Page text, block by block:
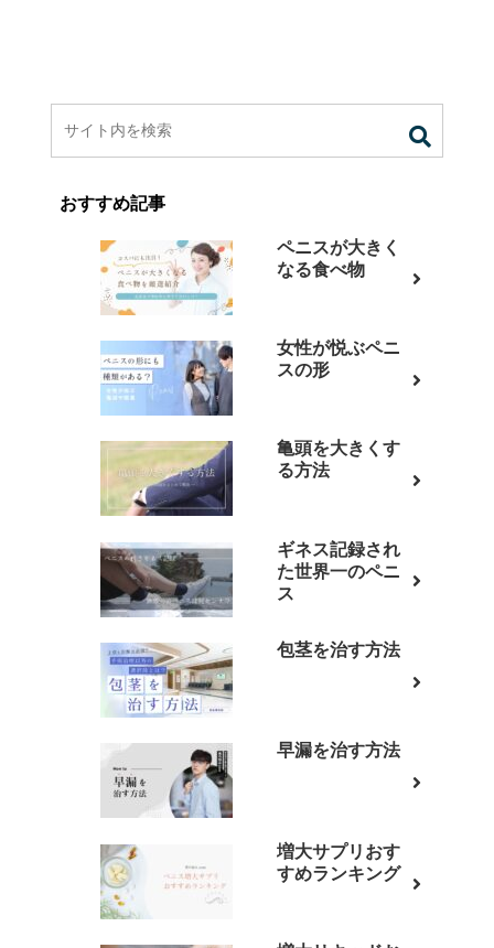
おすすめ記事
ペニスが大きく
なる食べ物
女性が悦ぶペニ
スの形
亀頭を大きくす
る方法
ギネス記録され
た世界一のペニ
ス
包茎を治す方法
早漏を治す方法
増大サプリおす
すめランキング